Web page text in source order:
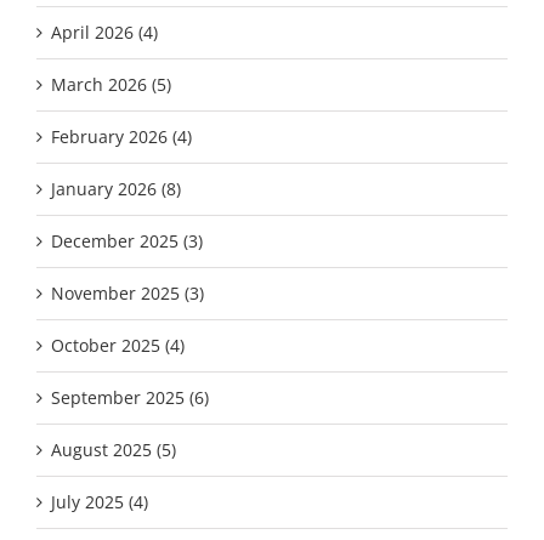
April 2026 (4)
March 2026 (5)
February 2026 (4)
January 2026 (8)
December 2025 (3)
November 2025 (3)
October 2025 (4)
September 2025 (6)
August 2025 (5)
July 2025 (4)